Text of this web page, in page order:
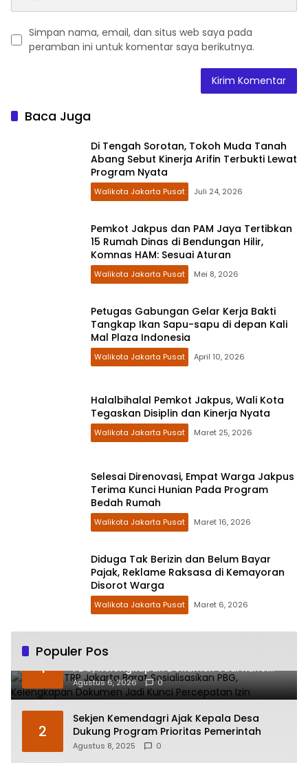
Simpan nama, email, dan situs web saya pada
peramban ini untuk komentar saya berikutnya.
Baca Juga
Di Tengah Sorotan, Tokoh Muda Tanah
Abang Sebut Kinerja Arifin Terbukti Lewat
Program Nyata
Walikota Jakarta Pusat Juli 24, 2026
Pemkot Jakpus dan PAM Jaya Tertibkan
15 Rumah Dinas di Bendungan Hilir,
Komnas HAM: Sesuai Aturan
Walikota Jakarta Pusat Mei 8, 2026
Petugas Gabungan Gelar Kerja Bakti
Tangkap Ikan Sapu-sapu di depan Kali
Mal Plaza Indonesia
Walikota Jakarta Pusat April 10, 2026
Halalbihalal Pemkot Jakpus, Wali Kota
Tegaskan Disiplin dan Kinerja Nyata
Walikota Jakarta Pusat Maret 25, 2026
Selesai Direnovasi, Empat Warga Jakpus
Terima Kunci Hunian Pada Program
Bedah Rumah
Walikota Jakarta Pusat Maret 16, 2026
Diduga Tak Berizin dan Belum Bayar
Pajak, Reklame Raksasa di Kemayoran
Disorot Warga
Walikota Jakarta Pusat Maret 6, 2026
Populer Pos
1
Sudin CKTRP Jakarta Barat Sosialisasikan
PBG, Kelengkapan Dokumen Jadi Kunci
Percepatan Izin
Agustus 6, 2026 0
2
Sekjen Kemendagri Ajak Kepala Desa
Dukung Program Prioritas Pemerintah
Agustus 8, 2025 0